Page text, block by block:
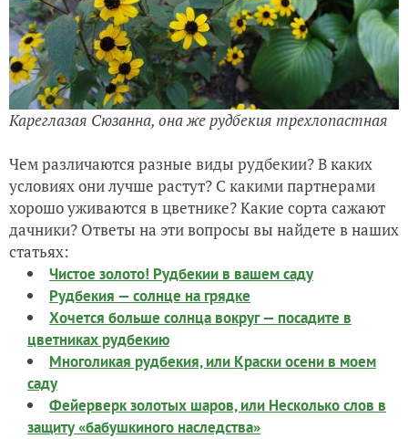
Кареглазая Сюзанна, она же рудбекия трехлопастная
Чем различаются разные виды рудбекии? В каких
условиях они лучше растут? С какими партнерами
хорошо уживаются в цветнике? Какие сорта сажают
дачники? Ответы на эти вопросы вы найдете в наших
статьях:
Чистое золото! Рудбекии в вашем саду
Рудбекия — солнце на грядке
Хочется больше солнца вокруг — посадите в
цветниках рудбекию
Многоликая рудбекия, или Краски осени в моем
саду
Фейерверк золотых шаров, или Несколько слов в
защиту «бабушкиного наследства»